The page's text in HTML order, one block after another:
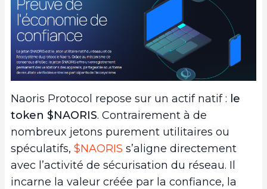
Naoris Protocol repose sur un actif natif : le
token $NAORIS. Contrairement à de
nombreux jetons purement utilitaires ou
spéculatifs, $NAORIS s’aligne directement
avec l’activité de sécurisation du réseau. Il
incarne la valeur créée par la confiance, la